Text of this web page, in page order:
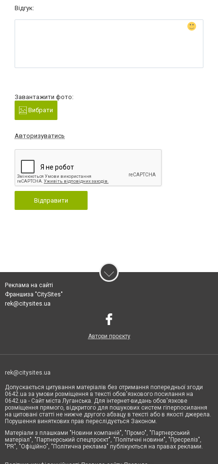
Відгук:
Завантажити фото:
Вибрати
Авторизуватись
Відправити
Реклама на сайті
Франшиза "CitySites"
rek@citysites.ua
Автори проєкту
rek@citysites.ua
Допускається цитування матеріалів без отримання попередньої згоди
0642.ua за умови розміщення в тексті обов'язкового посилання на
0642.ua - Сайт міста Луганська. Для інтернет-видань обов'язкове
розміщення прямого, відкритого для пошукових систем гіперпосилання
на цитовані статті не нижче другого абзацу в тексті або в якості джерела.
Порушення виняткових прав переслідується Законом.
Матеріали з плашками "Новини компаній", "Промо", "Партнерський
матеріал", "Партнерський спецпроєкт", "Політичні новини", "Пресреліз",
"PR", "Офіційно", "Політична реклама" публікуються на правах реклами.